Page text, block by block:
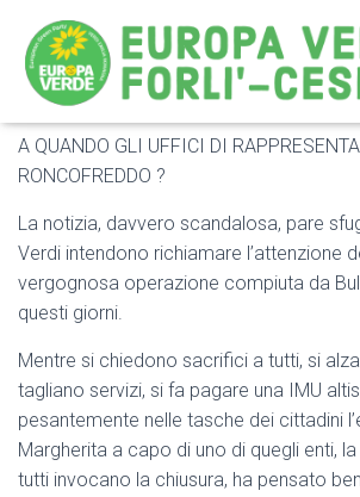
SI CHIEDONO SACRIFICI AI
NUOVE TASSE E LA PROVINCIA
A QUANDO GLI UFFICI DI
RONCOFREDDO ?
La notizia, davvero scandalosa, pare
Verdi intendono richiamare l’attenzione
vergognosa operazione compiuta da
questi giorni.
Mentre si chiedono sacrifici a tutti, si
tagliano servizi, si fa pagare una IMU
pesantemente nelle tasche dei cittadini
Margherita a capo di uno di quegli enti,
tutti invocano la chiusura, ha pensato